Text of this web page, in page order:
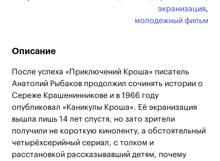
экранизация,
молодежный фильм
Описание
После успеха «Приключений Кроша» писатель
Анатолий Рыбаков продолжил сочинять истории о
Сереже Крашенинникове и в 1966 году
опубликовал «Каникулы Кроша». Её экранизация
вышла лишь 14 лет спустя, но зато зрители
получили не короткую киноленту, а обстоятельный
четырёхсерийный сериал, с толком и
расстановкой рассказывавший детям, почему